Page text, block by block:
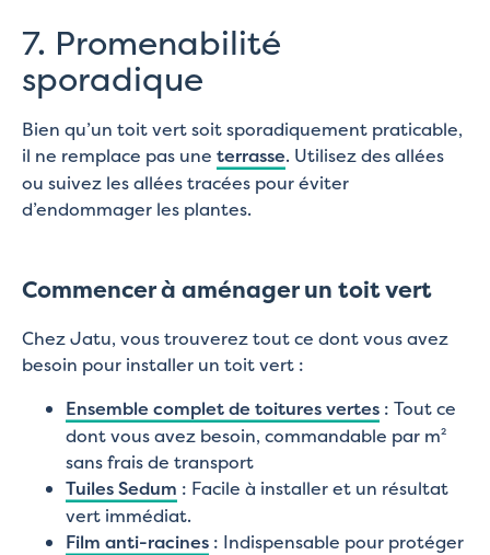
7. Promenabilité
sporadique
Bien qu’un toit vert soit sporadiquement praticable,
il ne remplace pas une terrasse. Utilisez des allées
ou suivez les allées tracées pour éviter
d’endommager les plantes.
Commencer à aménager un toit vert
Chez Jatu, vous trouverez tout ce dont vous avez
besoin pour installer un toit vert :
Ensemble complet de toitures vertes : Tout ce
dont vous avez besoin, commandable par m²
sans frais de transport
Tuiles Sedum : Facile à installer et un résultat
vert immédiat.
Film anti-racines : Indispensable pour protéger